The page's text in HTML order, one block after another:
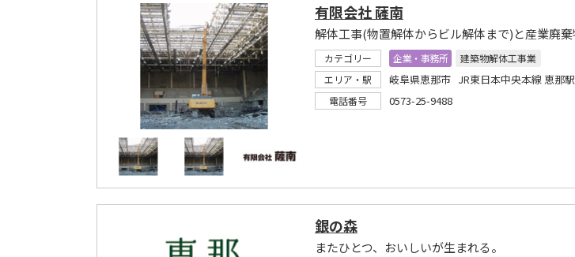
有限会社 薩南
カテゴリー 企業・事務所
建築物解体工事業
エリア・駅
岐阜県恵那市 JR東日本中央本線 恵那駅
電話番号 0573-25-9488
銀の森
またひとつ、おいしいが生まれる。